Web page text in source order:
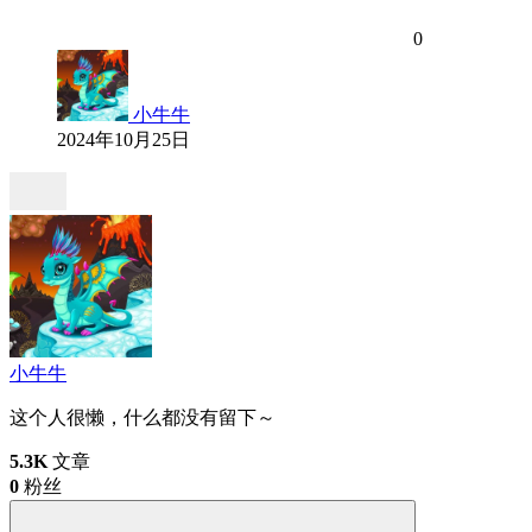
0
小牛牛
2024年10月25日
小牛牛
这个人很懒，什么都没有留下～
5.3K 文章
0 粉丝